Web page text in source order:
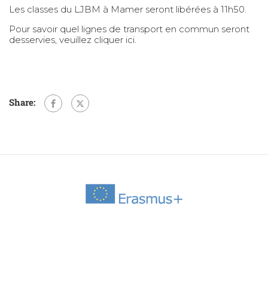
Les classes du LJBM à Mamer seront libérées à 11h50.
Pour savoir quel lignes de transport en commun seront
desservies, veuillez cliquer ici.
Share: